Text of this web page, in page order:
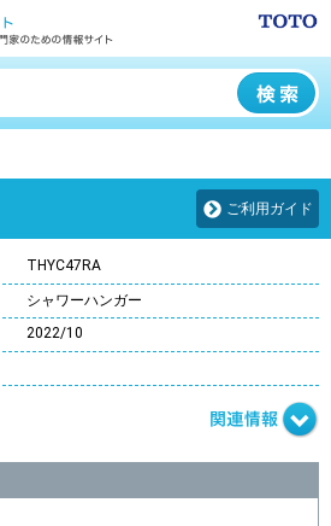
ご利用ガイド
THYC47RA
シャワーハンガー
2022/10